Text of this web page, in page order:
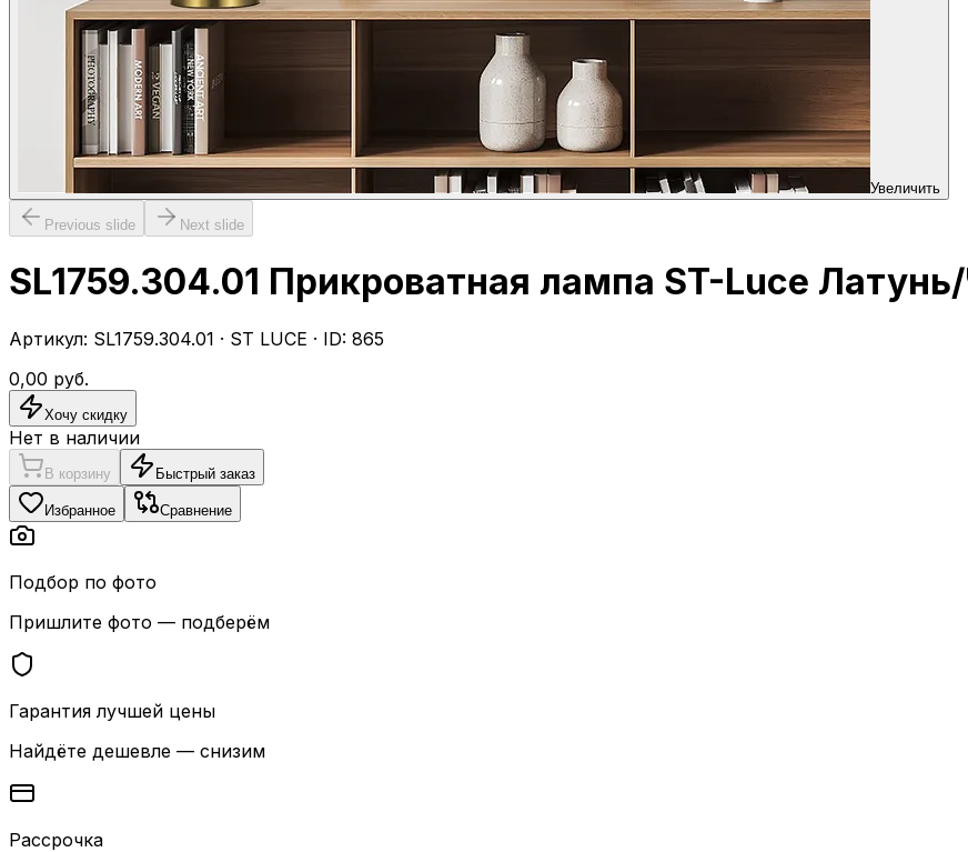
Увеличить
Previous slide Next slide
SL1759.304.01 Прикроватная лампа ST-Luce
Артикул: SL1759.304.01 · ST LUCE · ID: 865
0,00 руб.
Хочу скидку
Нет в наличии
В корзину Быстрый заказ
Избранное Сравнение
Подбор по фото
Пришлите фото — подберём
Гарантия лучшей цены
Найдёте дешевле — снизим
Рассрочка